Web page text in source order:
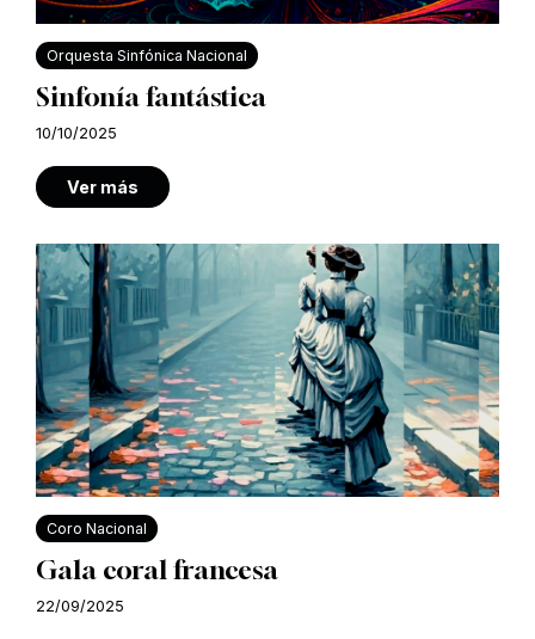
Orquesta Sinfónica Nacional
Sinfonía fantástica
10/10/2025
Ver más
Coro Nacional
Gala coral francesa
22/09/2025